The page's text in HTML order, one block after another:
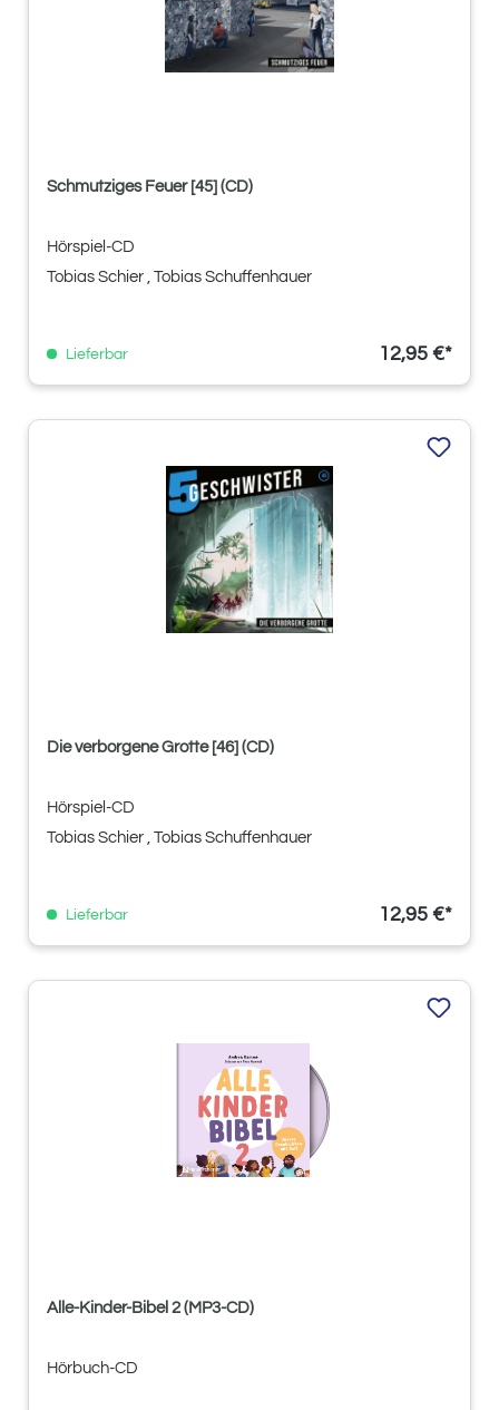
Schmutziges Feuer [45] (CD)
Hörspiel-CD
Tobias Schier , Tobias Schuffenhauer
Lieferbar 12,95 €*
Die verborgene Grotte [46] (CD)
Hörspiel-CD
Tobias Schier , Tobias Schuffenhauer
Lieferbar 12,95 €*
Alle-Kinder-Bibel 2 (MP3-CD)
Hörbuch-CD